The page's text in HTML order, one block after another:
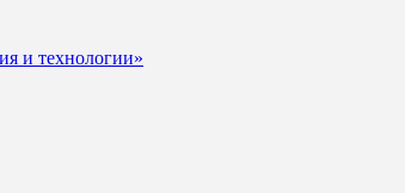
и технологии»